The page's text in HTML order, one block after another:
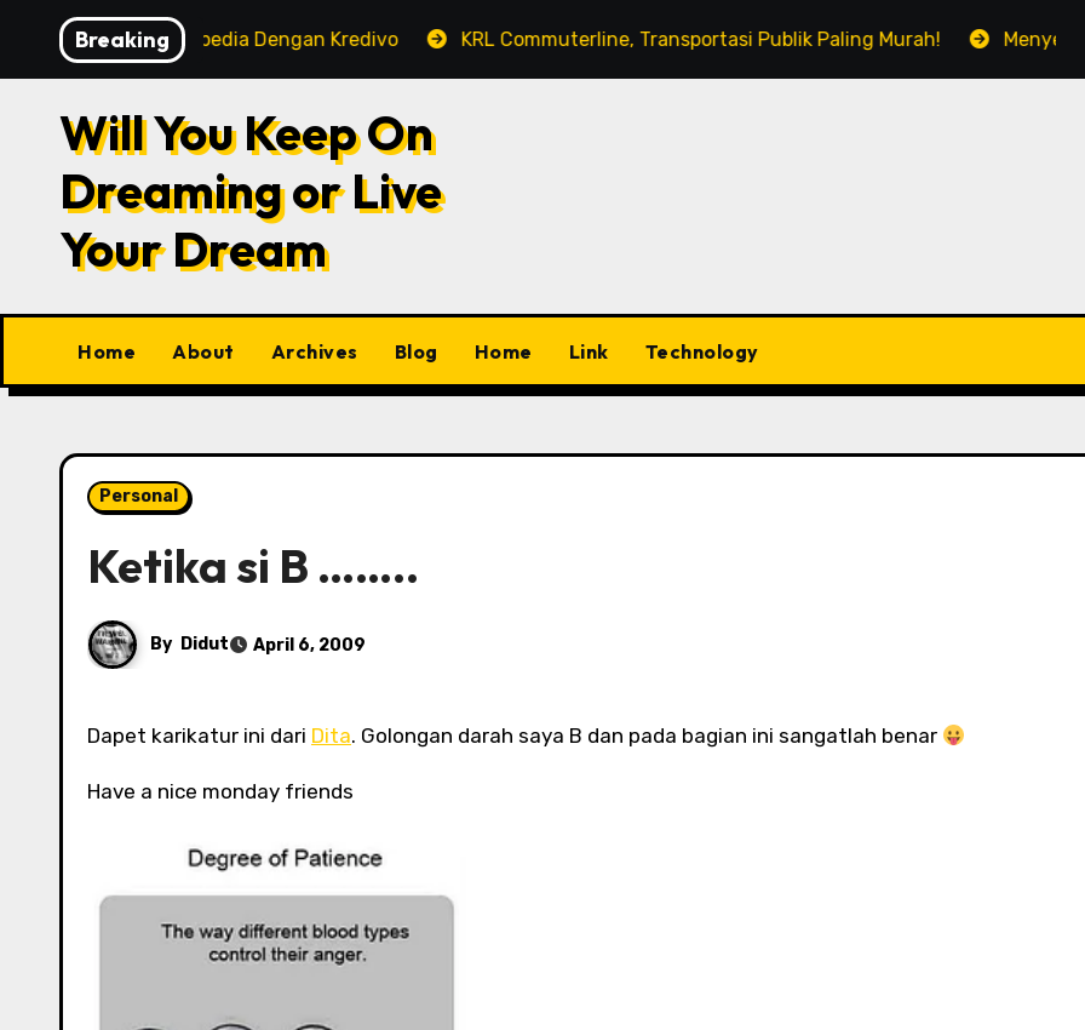
content
Breaking
Tokopedia Dengan Kredivo KRL Commuterline, Transportasi Publik Paling Murah! Menyesap Kopi
Will You Keep On
Dreaming or Live
Your Dream
Home About Archives Blog Home Link Technology
Personal
Ketika si B ……..
By Didut April 6, 2009
Dapet karikatur ini dari Dita. Golongan darah saya B dan pada bagian ini sangatlah benar
Have a nice monday friends